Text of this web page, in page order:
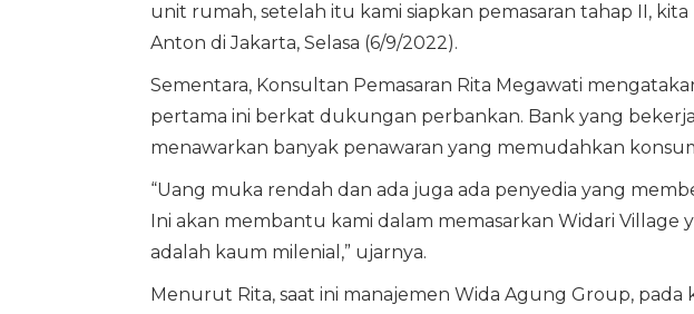
unit rumah, setelah itu kami siapkan pemasaran tahap II,
Anton di Jakarta, Selasa (6/9/2022).
Sementara, Konsultan Pemasaran Rita Megawati
pertama ini berkat dukungan perbankan. Bank yang
menawarkan banyak penawaran yang memudahkan
“Uang muka rendah dan ada juga ada penyedia yang
Ini akan membantu kami dalam memasarkan Widari Village
adalah kaum milenial,” ujarnya.
Menurut Rita, saat ini manajemen Wida Agung Group, pada